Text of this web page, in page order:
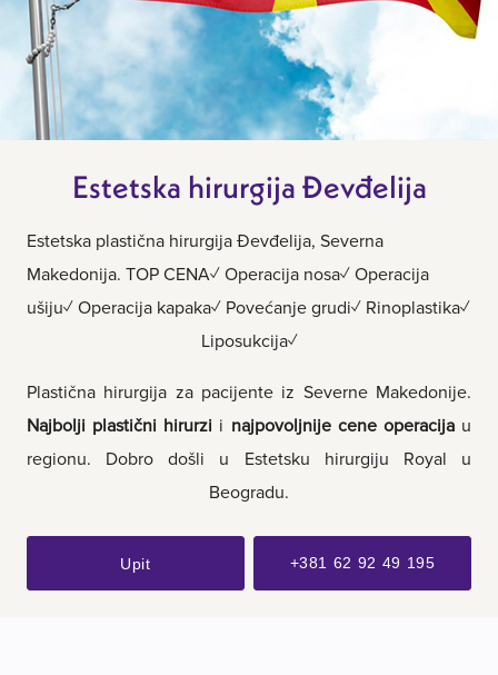
Estetska hirurgija Đevđelija
Estetska plastična hirurgija Đevđelija, Severna
Makedonija. TOP CENA✓ Operacija nosa✓ Operacija
ušiju✓ Operacija kapaka✓ Povećanje grudi✓ Rinoplastika✓
Liposukcija✓
Plastična hirurgija za pacijente iz Severne Makedonije.
Najbolji plastični hirurzi i najpovoljnije cene operacijau
regionu. Dobro došli u Estetsku hirurgiju Royal u
Beogradu.
Upit +381 62 92 49 195